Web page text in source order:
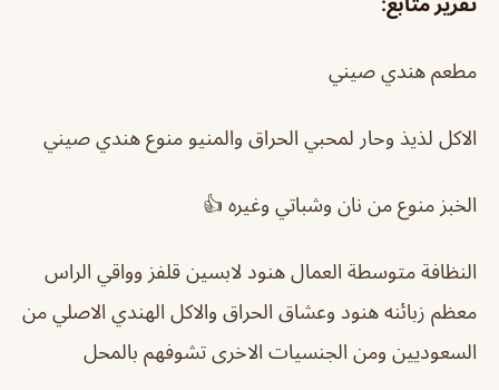
مطعم هندي صيني
الاكل لذيذ وحار لمحبي الحراق والمنيو منوع هندي صيني
الخبز منوع من نان وشباتي وغيره 👍
النظافة متوسطة العمال هنود لابسين قلفز وواقي الراس
معظم زبائنه هنود وعشاق الحراق والاكل الهندي الاصلي من
السعوديين ومن الجنسيات الاخرى تشوفهم بالمحل